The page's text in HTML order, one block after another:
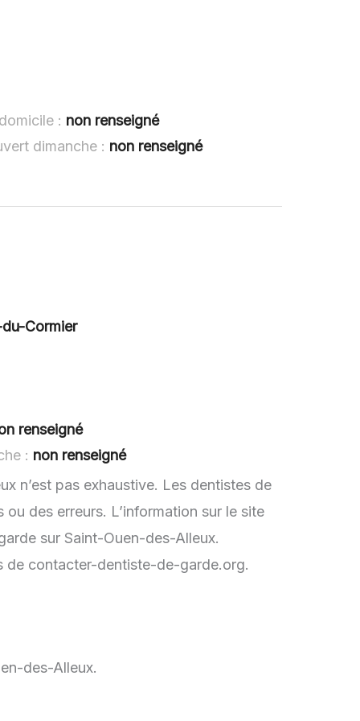
: non renseigné
dimanche : non renseigné
Cormier
renseigné
: non renseigné
n’est pas exhaustive. Les dentistes de
des erreurs. L’information sur le site
sur Saint-Ouen-des-Alleux.
de contacter-dentiste-de-garde.org.
des-Alleux.